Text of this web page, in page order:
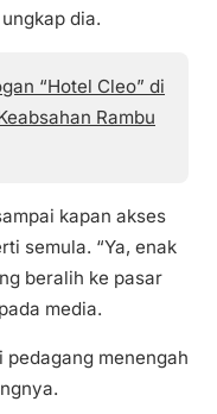
dia.
“Hotel Cleo” di
Rambu
kapan akses
semula. “Ya, enak
beralih ke pasar
media.
menengah